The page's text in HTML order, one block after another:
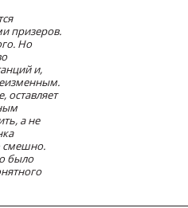
призеров.
Но
и,
оставляет
а не
смешно.
было